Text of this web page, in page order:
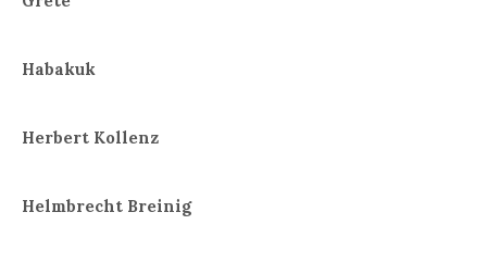
Habakuk
Herbert Kollenz
Helmbrecht Breinig